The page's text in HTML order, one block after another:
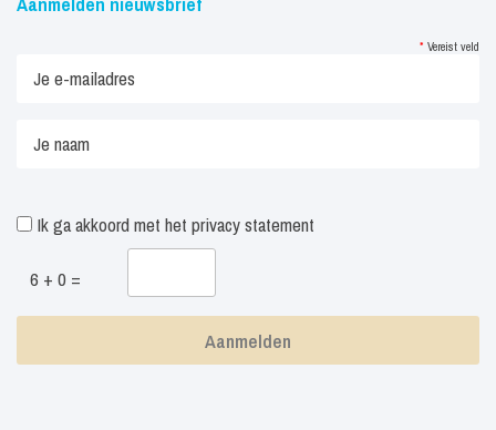
* Vereist veld
Ik ga akkoord met het privacy statement
6 + 0 =